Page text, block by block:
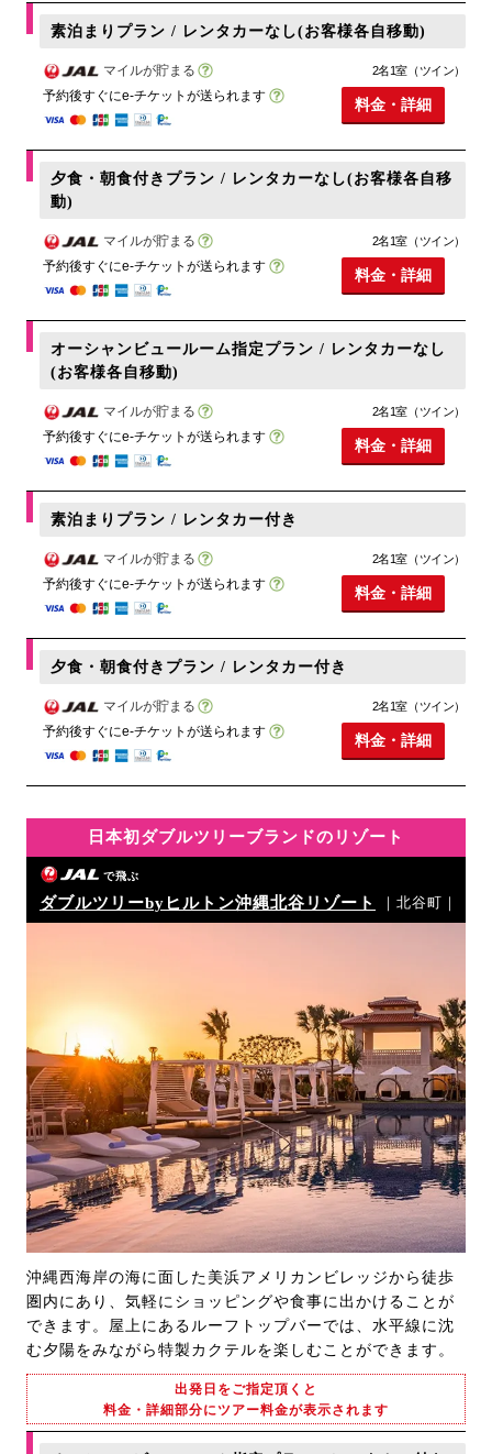
素泊まりプラン / レンタカーなし(お客様各自移動)
マイルが貯まる
予約後すぐにe-チケットが送られます
2名1室（ツイン）
料金・詳細
夕食・朝食付きプラン / レンタカーなし(お客様各自移
動)
マイルが貯まる
予約後すぐにe-チケットが送られます
2名1室（ツイン）
料金・詳細
オーシャンビュールーム指定プラン / レンタカーなし
(お客様各自移動)
マイルが貯まる
予約後すぐにe-チケットが送られます
2名1室（ツイン）
料金・詳細
素泊まりプラン / レンタカー付き
マイルが貯まる
予約後すぐにe-チケットが送られます
2名1室（ツイン）
料金・詳細
夕食・朝食付きプラン / レンタカー付き
マイルが貯まる
予約後すぐにe-チケットが送られます
2名1室（ツイン）
料金・詳細
日本初ダブルツリーブランドのリゾート
で飛ぶ
ダブルツリーbyヒルトン沖縄北谷リゾート ｜北谷町｜
沖縄西海岸の海に面した美浜アメリカンビレッジから徒歩
圏内にあり、気軽にショッピングや食事に出かけることが
できます。屋上にあるルーフトップバーでは、水平線に沈
む夕陽をみながら特製カクテルを楽しむことができます。
出発日をご指定頂くと
料金・詳細部分にツアー料金が表示されます